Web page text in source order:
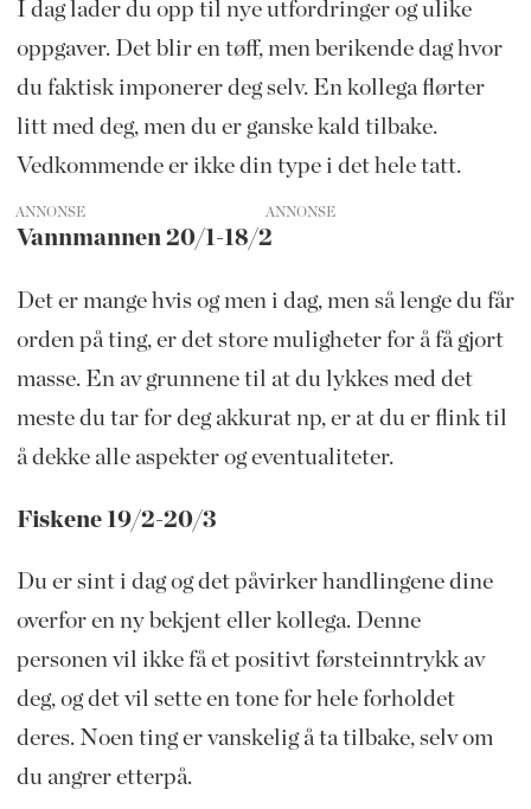
I dag lader du opp til nye utfordringer og ulike
oppgaver. Det blir en tøff, men berikende dag hvor
du faktisk imponerer deg selv. En kollega flørter
litt med deg, men du er ganske kald tilbake.
Vedkommende er ikke din type i det hele tatt.
ANNONSE
Vannmannen 20/1-18/2
Det er mange hvis og men i dag, men så lenge du får
orden på ting, er det store muligheter for å få gjort
masse. En av grunnene til at du lykkes med det
meste du tar for deg akkurat np, er at du er flink til
å dekke alle aspekter og eventualiteter.
Fiskene 19/2-20/3
Du er sint i dag og det påvirker handlingene dine
overfor en ny bekjent eller kollega. Denne
personen vil ikke få et positivt førsteinntrykk av
deg, og det vil sette en tone for hele forholdet
deres. Noen ting er vanskelig å ta tilbake, selv om
du angrer etterpå.